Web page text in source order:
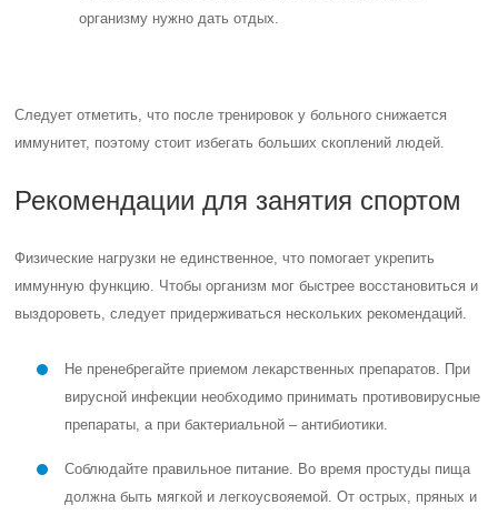
организму нужно дать отдых.
Следует отметить, что после тренировок у больного снижается
иммунитет, поэтому стоит избегать больших скоплений людей.
Рекомендации для занятия спортом
Физические нагрузки не единственное, что помогает укрепить
иммунную функцию. Чтобы организм мог быстрее восстановиться и
выздороветь, следует придерживаться нескольких рекомендаций.
Не пренебрегайте приемом лекарственных препаратов. При
вирусной инфекции необходимо принимать противовирусные
препараты, а при бактериальной – антибиотики.
Соблюдайте правильное питание. Во время простуды пища
должна быть мягкой и легкоусвояемой. От острых, пряных и